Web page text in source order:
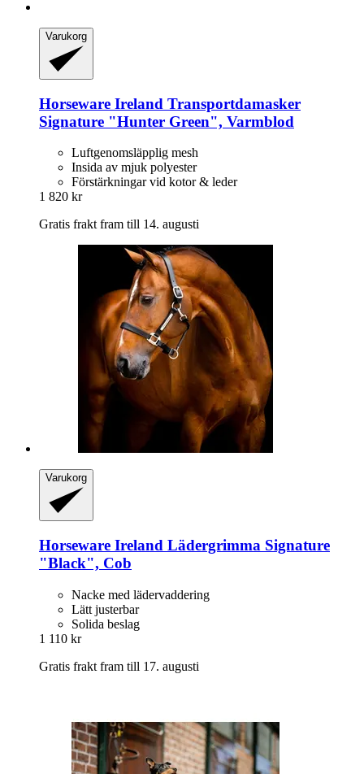
Varukorg
Horseware Ireland Transportdamasker
Signature "Hunter Green", Varmblod
Luftgenomsläpplig mesh
Insida av mjuk polyester
Förstärkningar vid kotor & leder
1 820 kr
Gratis frakt fram till 14. augusti
Varukorg
Horseware Ireland Lädergrimma Signature
"Black", Cob
Nacke med lädervaddering
Lätt justerbar
Solida beslag
1 110 kr
Gratis frakt fram till 17. augusti